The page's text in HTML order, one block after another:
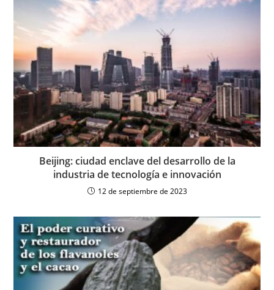
Beijing: ciudad enclave del desarrollo de la
industria de tecnología e innovación
12 de septiembre de 2023